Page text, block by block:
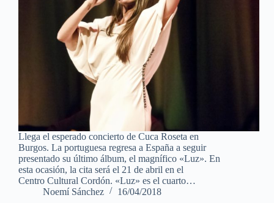
Llega el esperado concierto de Cuca Roseta en
Burgos. La portuguesa regresa a España a seguir
presentado su último álbum, el magnífico «Luz». En
esta ocasión, la cita será el 21 de abril en el
Centro Cultural Cordón. «Luz» es el cuarto…
Noemí Sánchez
16/04/2018